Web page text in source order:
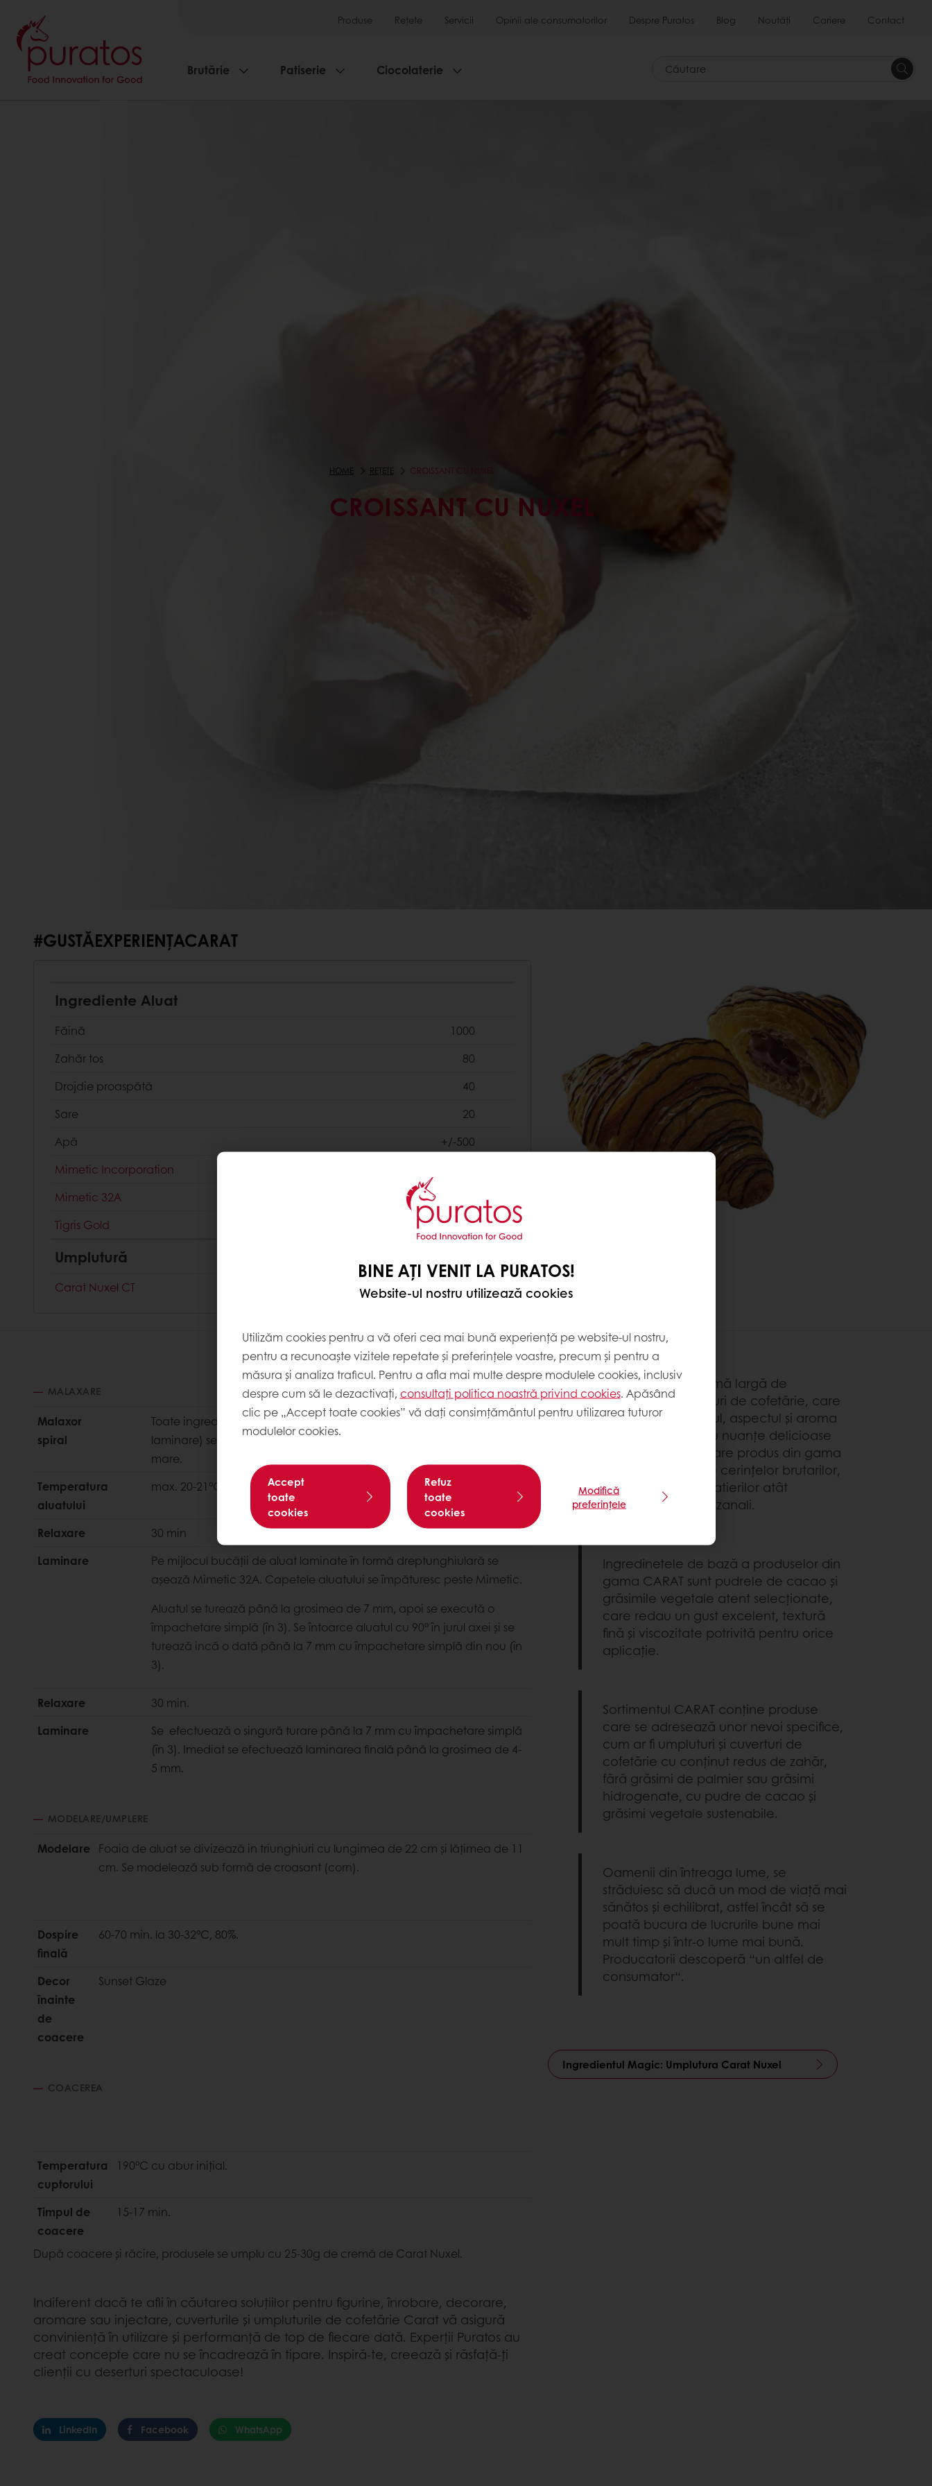
Produse Rețete Servicii Opinii ale consumatorilor Despre Puratos Blog Noutăți Cariere Contact
Brutărie Patiserie Ciocolaterie Căutare
HOME REȚETE CROISSANT CU NUXEL
CROISSANT CU NUXEL
#GUSTĂEXPERIENȚACARAT
Ingrediente Aluat
Făină
1000
Zahăr tos
80
Drojdie proaspătă
40
Sare
20
Apă
+/-500
Mimetic Incorporation
Mimetic 32A
Tigris Gold
3
Umplutură
Carat Nuxel CT 700
MALAXARE
Malaxor
spiral
Toate ingredientele, cu excepția Mimetic 32A( pe acesta îl folosim la
laminare) se pun în malaxor: 4 min. la viteză mică și 4 min. la viteză
mare.
Temperatura
aluatului
max. 20-21°C
Relaxare
30 min
Laminare
Pe mijlocul bucăţii de aluat laminate în formă dreptunghiulară se
aşează Mimetic 32A. Capetele aluatului se împăturesc peste Mimetic.
Aluatul se turează până la grosimea de 7 mm, apoi se execută o
împachetare simplă (în 3). Se întoarce aluatul cu 90° în jurul axei şi se
turează incă o dată până la 7 mm cu împachetare simplă din nou (în
3).
Relaxare
30 min.
Laminare
Se efectuează o singură turare până la 7 mm cu împachetare simplă
(în 3). Imediat se efectuează laminarea finală până la grosimea de 4-
5 mm.
MODELARE/UMPLERE
Modelare
Foaia de aluat se divizează in triunghiuri cu lungimea de 22 cm și lățimea de 11
cm. Se modelează sub formă de croasant (corn).
Dospire
finală
60-70 min. la 30-32°C, 80%.
Decor
înainte
de
coacere
Sunset Glaze
COACEREA
Temperatura
cuptorului
190°C cu abur inițial.
Timpul de
coacere
15-17 min.
După coacere și răcire, produsele se umplu cu 25-30g de cremă de Carat Nuxel.
Indiferent dacă te afli în căutarea soluțiilor pentru figurine, înrobare, decorare,
aromare sau injectare, cuverturile și umpluturile de cofetărie Carat vă asigură
conviniență în utilizare și performanță de top de fiecare dată. Experții Puratos au
creat concepte care nu se încadrează în tipare. Inspiră-te, creează și răsfață-ți
clienții cu deserturi spectaculoase!
LinkedIn Facebook WhatsApp
CARAT oferă o gamă largă de
umpluturi și cuverturi de cofetărie, care
completează gustul, aspectul și aroma
produselor finite cu nuanțe delicioase
de ciocolată. Fiecare produs din gama
Carat se potrivește cerințelor brutarilor,
patiserilor și ciocolatierilor atât
industriali cât și artizanali.
Ingredinetele de bază a produselor din
gama CARAT sunt pudrele de cacao și
grăsimile vegetale atent selecționate,
care redau un gust excelent, textură
fină și viscozitate potrivită pentru orice
aplicație.
Sortimentul CARAT conține produse
care se adresează unor nevoi specifice,
cum ar fi umpluturi și cuverturi de
cofetărie cu conținut redus de zahăr,
fără grăsimi de palmier sau grăsimi
hidrogenate, cu pudre de cacao și
grăsimi vegetale sustenabile.
Oamenii din întreaga lume, se
străduiesc să ducă un mod de viață mai
sănătos și echilibrat, astfel încât să se
poată bucura de lucrurile bune mai
mult timp și într-o lume mai bună.
Producatorii descoperă “un altfel de
consumator“.
Ingredientul Magic: Umplutura Carat Nuxel
BINE AȚI VENIT LA PURATOS!
Website-ul nostru utilizează cookies
Utilizăm cookies pentru a vă oferi cea mai bună experiență pe website-ul nostru,
pentru a recunoaște vizitele repetate și preferințele voastre, precum și pentru a
măsura și analiza traficul. Pentru a afla mai multe despre modulele cookies, inclusiv
despre cum să le dezactivați, consultați politica noastră privind cookies. Apăsând
clic pe „Accept toate cookies” vă dați consimțământul pentru utilizarea tuturor
modulelor cookies.
Accept
toate
cookies
Refuz
toate
cookies
Modifică
preferințele